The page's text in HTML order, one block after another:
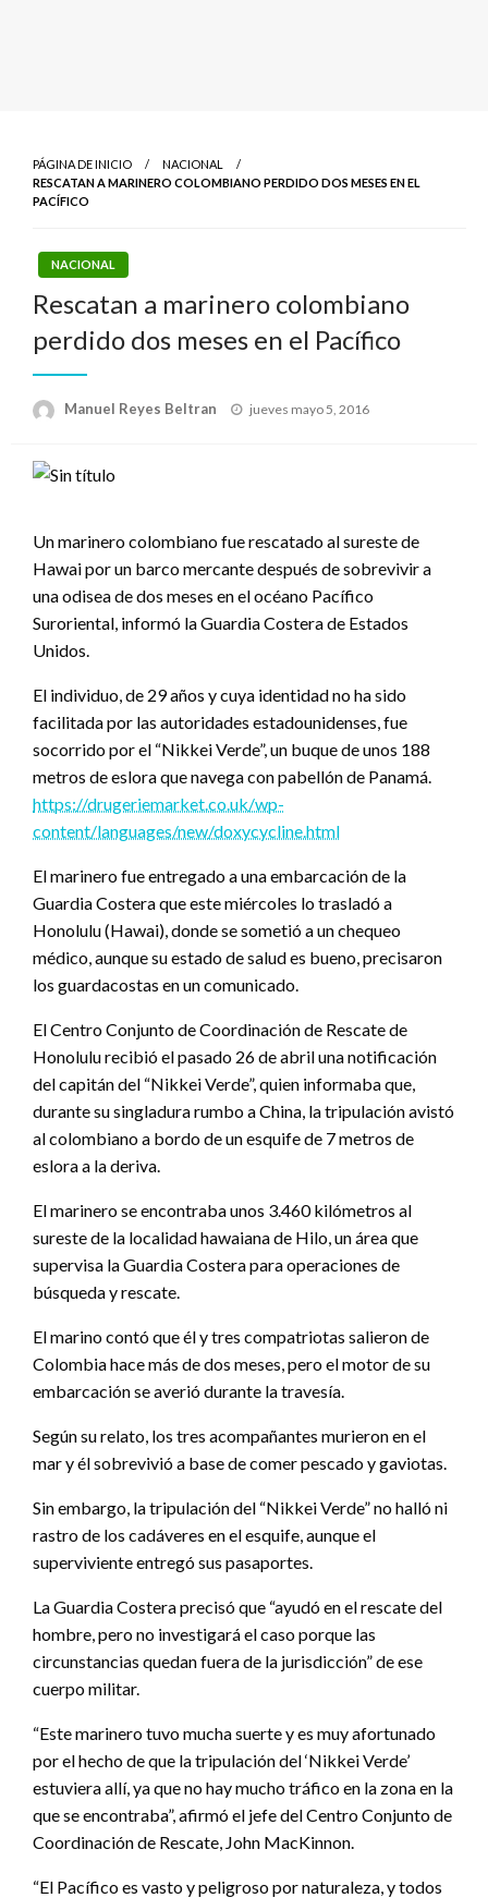
PÁGINA DE INICIO
NACIONAL
RESCATAN A MARINERO COLOMBIANO PERDIDO DOS MESES EN EL
PACÍFICO
NACIONAL
Rescatan a marinero colombiano
perdido dos meses en el Pacífico
Manuel Reyes Beltran
Publicado
jueves mayo 5, 2016
Un marinero colombiano fue rescatado al sureste de
Hawai por un barco mercante después de sobrevivir a
una odisea de dos meses en el océano Pacífico
Suroriental, informó la Guardia Costera de Estados
Unidos.
El individuo, de 29 años y cuya identidad no ha sido
facilitada por las autoridades estadounidenses, fue
socorrido por el “Nikkei Verde”, un buque de unos 188
metros de eslora que navega con pabellón de Panamá.
https://drugeriemarket.co.uk/wp-
content/languages/new/doxycycline.html
El marinero fue entregado a una embarcación de la
Guardia Costera que este miércoles lo trasladó a
Honolulu (Hawai), donde se sometió a un chequeo
médico, aunque su estado de salud es bueno, precisaron
los guardacostas en un comunicado.
El Centro Conjunto de Coordinación de Rescate de
Honolulu recibió el pasado 26 de abril una notificación
del capitán del “Nikkei Verde”, quien informaba que,
durante su singladura rumbo a China, la tripulación avistó
al colombiano a bordo de un esquife de 7 metros de
eslora a la deriva.
El marinero se encontraba unos 3.460 kilómetros al
sureste de la localidad hawaiana de Hilo, un área que
supervisa la Guardia Costera para operaciones de
búsqueda y rescate.
El marino contó que él y tres compatriotas salieron de
Colombia hace más de dos meses, pero el motor de su
embarcación se averió durante la travesía.
Según su relato, los tres acompañantes murieron en el
mar y él sobrevivió a base de comer pescado y gaviotas.
Sin embargo, la tripulación del “Nikkei Verde” no halló ni
rastro de los cadáveres en el esquife, aunque el
superviviente entregó sus pasaportes.
La Guardia Costera precisó que “ayudó en el rescate del
hombre, pero no investigará el caso porque las
circunstancias quedan fuera de la jurisdicción” de ese
cuerpo militar.
“Este marinero tuvo mucha suerte y es muy afortunado
por el hecho de que la tripulación del ‘Nikkei Verde’
estuviera allí, ya que no hay mucho tráfico en la zona en la
que se encontraba”, afirmó el jefe del Centro Conjunto de
Coordinación de Rescate, John MacKinnon.
“El Pacífico es vasto y peligroso por naturaleza, y todos